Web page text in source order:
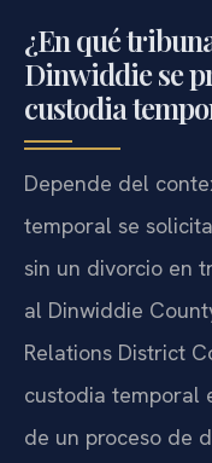
¿En qué
Dinwiddie se
custodia
Depende del
temporal se
sin un divorcio en
al Dinwiddie
Relations District
custodia temporal
de un proceso de